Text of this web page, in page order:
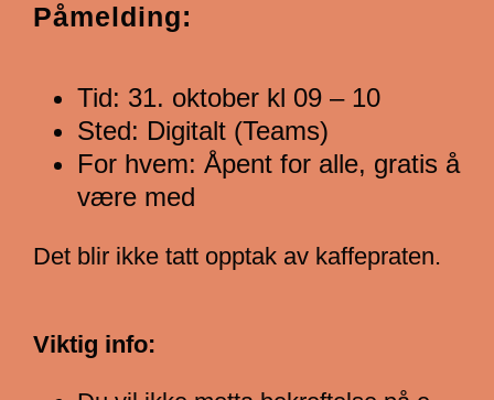
Påmelding:
Tid: 31. oktober kl 09 – 10
Sted: Digitalt (Teams)
For hvem: Åpent for alle, gratis å
være med
Det blir ikke tatt opptak av kaffepraten.
Viktig info: